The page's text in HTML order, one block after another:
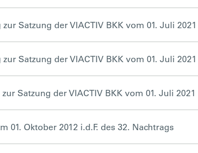
Satzung der VIACTIV BKK vom 01. Juli 2021
Satzung der VIACTIV BKK vom 01. Juli 2021
zur Satzung der VIACTIV BKK vom 01. Juli 2021
01. Oktober 2012 i.d.F. des 32. Nachtrags